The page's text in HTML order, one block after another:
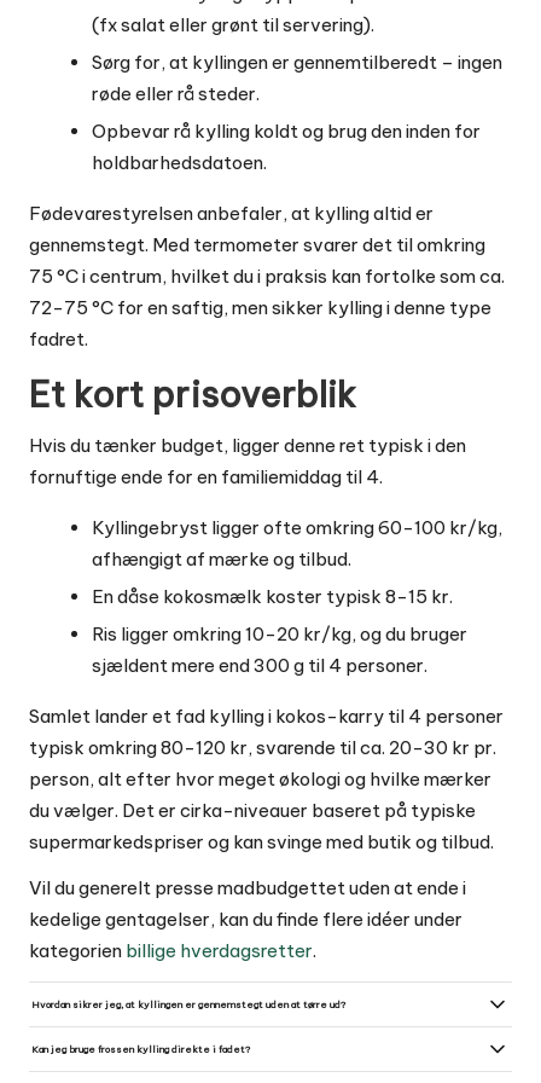
(fx salat eller grønt til servering).
Sørg for, at kyllingen er gennemtilberedt – ingen
røde eller rå steder.
Opbevar rå kylling koldt og brug den inden for
holdbarhedsdatoen.
Fødevarestyrelsen anbefaler, at kylling altid er
gennemstegt. Med termometer svarer det til omkring
75 °C i centrum, hvilket du i praksis kan fortolke som ca.
72-75 °C for en saftig, men sikker kylling i denne type
fadret.
Et kort prisoverblik
Hvis du tænker budget, ligger denne ret typisk i den
fornuftige ende for en familiemiddag til 4.
Kyllingebryst ligger ofte omkring 60-100 kr/kg,
afhængigt af mærke og tilbud.
En dåse kokosmælk koster typisk 8-15 kr.
Ris ligger omkring 10-20 kr/kg, og du bruger
sjældent mere end 300 g til 4 personer.
Samlet lander et fad kylling i kokos-karry til 4 personer
typisk omkring 80-120 kr, svarende til ca. 20-30 kr pr.
person, alt efter hvor meget økologi og hvilke mærker
du vælger. Det er cirka-niveauer baseret på typiske
supermarkedspriser og kan svinge med butik og tilbud.
Vil du generelt presse madbudgettet uden at ende i
kedelige gentagelser, kan du finde flere idéer under
kategorien billige hverdagsretter.
Hvordan sikrer jeg, at kyllingen er gennemstegt uden at tørre ud?
benet. Alternativt: stik en kniv ind - klar saft og fast, men ikke paprigt kød, betyder færdig.
Kan jeg bruge frossen kylling direkte i fadet?